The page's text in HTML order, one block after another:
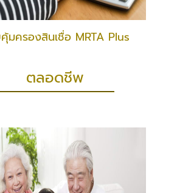
มครองสินเชื่อ MRTA Plus
ตลอดชีพ